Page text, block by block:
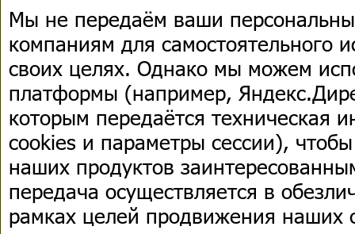
Мы не передаём ваши
компаниям для самостоятельного
своих целях. Однако мы можем
платформы (например,
которым передаётся техническая
cookies и параметры сессии),
наших продуктов
передача осуществляется в
рамках целей продвижения наших